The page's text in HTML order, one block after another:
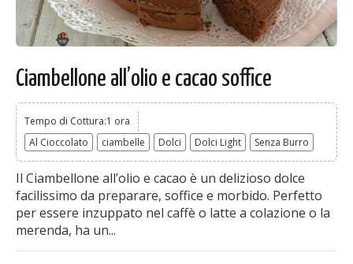
Ciambellone all’olio e cacao soffice
Tempo di Cottura:1 ora
Al Cioccolato
ciambelle Dolci Dolci Light Senza Burro
Il Ciambellone all’olio e cacao è un delizioso dolce
facilissimo da preparare, soffice e morbido. Perfetto
per essere inzuppato nel caffè o latte a colazione o la
merenda, ha un...